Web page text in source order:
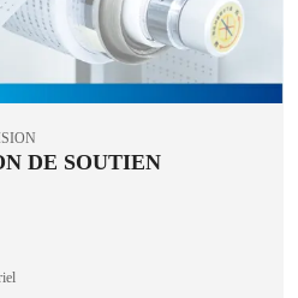
DE SOUTIEN